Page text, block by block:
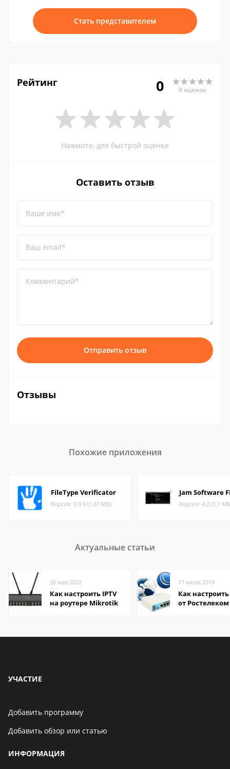
Стать представителем
Рейтинг 0 0 оценок
Нажмите, для быстрой оценки
Оставить отзыв
Ваше имя*
Ваш email*
Комментарий*
Отправить отзыв
Отзывы
Похожие приложения
FileType Verificator
Версия: 0.9.9 (1.67 МБ)
Jam Software
Версия: 4.2 (3.1
Актуальные статьи
26 мая 2022
Как настроить IPTV
на роутере Mikrotik
17 июня 2019
Как настроить
от
УЧАСТИЕ
Добавить программу
Добавить обзор или статью
ИНФОРМАЦИЯ